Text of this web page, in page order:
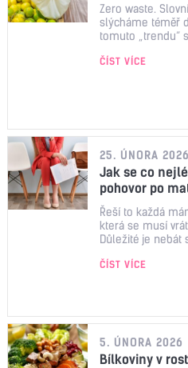
Zero waste.
slýcháme téměř
tomuto „trendu“
ČÍST VÍCE
25. ÚNORA 2026
Jak se co
pohovor po
Řeší to každá
která se musí
Důležité je nebát
ČÍST VÍCE
5. ÚNORA 2026
Bílkoviny v